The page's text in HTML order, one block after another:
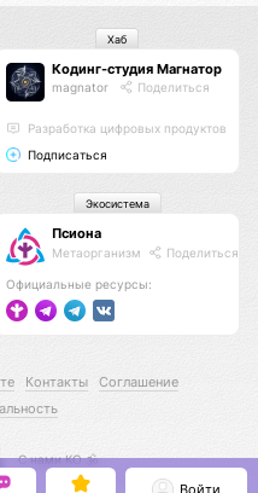
Кодинг-студия Магнатор
magnator Поделиться
Разработка цифровых продуктов
Подписаться
Хаб
Псиона
Метаорганизм Поделиться
Официальные ресурсы:
Экосистема
Контакты
Соглашение
С нами КО 🕉️
Войти